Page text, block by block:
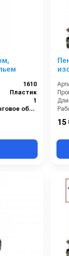
1610
Пластик
1
Клининговое оборудование
15